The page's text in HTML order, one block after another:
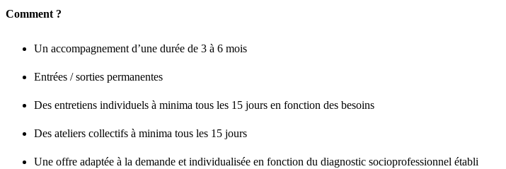
Comment ?
Un accompagnement d’une durée de 3 à 6 mois
Entrées / sorties permanentes
Des entretiens individuels à minima tous les 15 jours en fonction des besoins
Des ateliers collectifs à minima tous les 15 jours
Une offre adaptée à la demande et individualisée en fonction du diagnostic socioprofessionnel établi